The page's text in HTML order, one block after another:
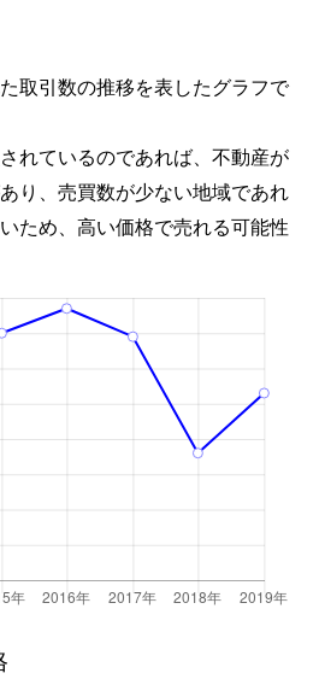
取引数の推移を表したグラフで
れているのであれば、不動産が
り、売買数が少ない地域であれ
ため、高い価格で売れる可能性